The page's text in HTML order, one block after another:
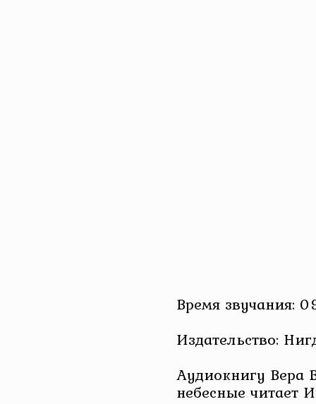
Время звучания:
Издательство:
Аудиокнигу Вера
небесные читает